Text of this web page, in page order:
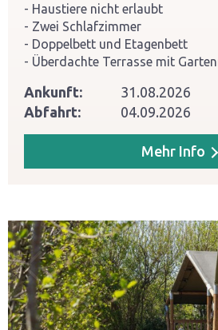
Haustiere nicht erlaubt
Zwei Schlafzimmer
Doppelbett und Etagenbett
Überdachte Terrasse mit
Ankunft:
31.08.2026
Abfahrt:
04.09.2026
Mehr Info